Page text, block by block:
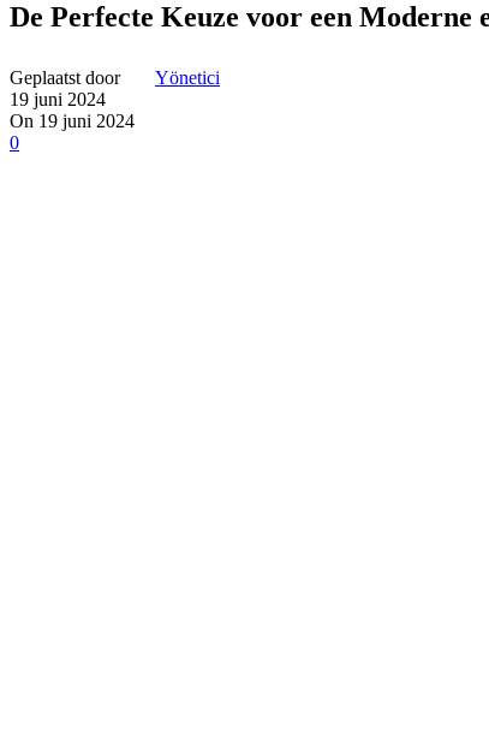
De Perfecte Keuze voor een
Geplaatst door
Yönetici
19 juni 2024
On 19 juni 2024
0